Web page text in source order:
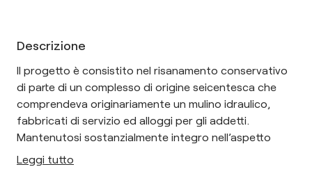
Descrizione
Il progetto è consistito nel risanamento conservativo
di parte di un complesso di origine seicentesca che
comprendeva originariamente un mulino idraulico,
fabbricati di servizio ed alloggi per gli addetti.
Mantenutosi sostanzialmente integro nell’aspetto
Leggi tutto